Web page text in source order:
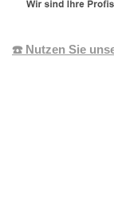
☎️ Nutzen Sie